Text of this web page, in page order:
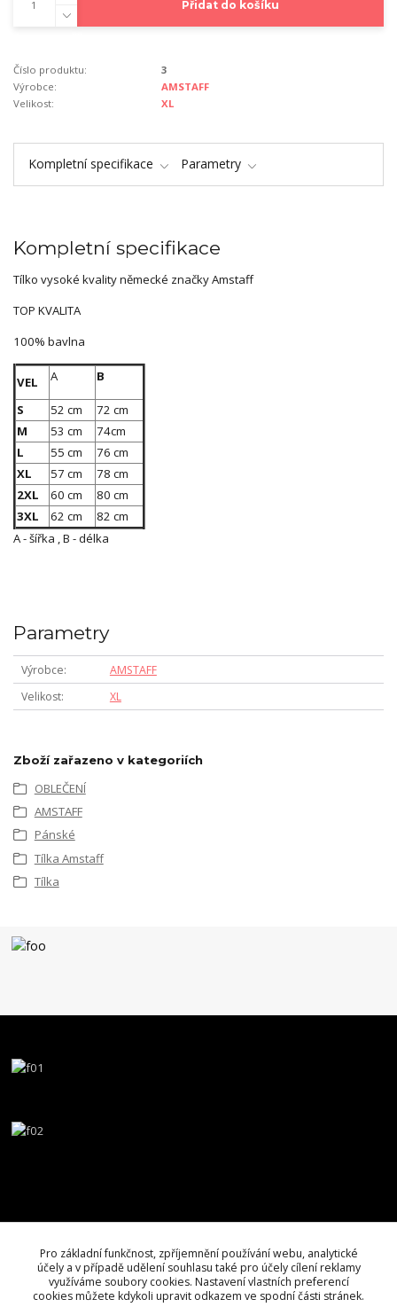
Přidat do košíku
Číslo produktu:
3
Výrobce:
AMSTAFF
Velikost:
XL
Kompletní specifikace Parametry
Kompletní specifikace
Tílko vysoké kvality německé značky Amstaff
TOP KVALITA
100% bavlna
VEL A B
S 52 cm
72 cm
M
53 cm
74cm
L
55 cm
76 cm
XL
57 cm
78 cm
2XL
60 cm
80 cm
3XL
62 cm
82 cm
A - šířka , B - délka
Parametry
Výrobce
AMSTAFF
Velikost
XL
Zboží zařazeno v kategoriích
OBLEČENÍ
AMSTAFF
Pánské
Tílka Amstaff
Tílka
Pro základní funkčnost, zpříjemnění používání webu, analytické
účely a v případě udělení souhlasu také pro účely cílení reklamy
využíváme soubory cookies. Nastavení vlastních preferencí
cookies můžete kdykoli upravit odkazem ve spodní části stránek.